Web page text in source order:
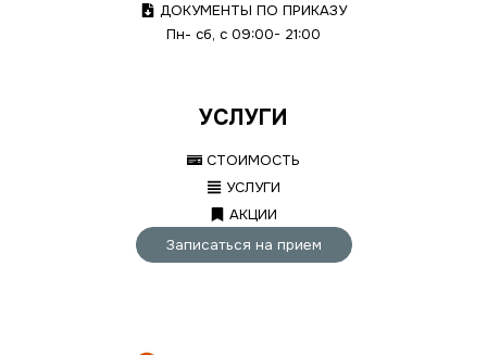
ДОКУМЕНТЫ ПО ПРИКАЗУ
Пн- сб, с 09:00- 21:00
УСЛУГИ
СТОИМОСТЬ
УСЛУГИ
АКЦИИ
Записаться на прием